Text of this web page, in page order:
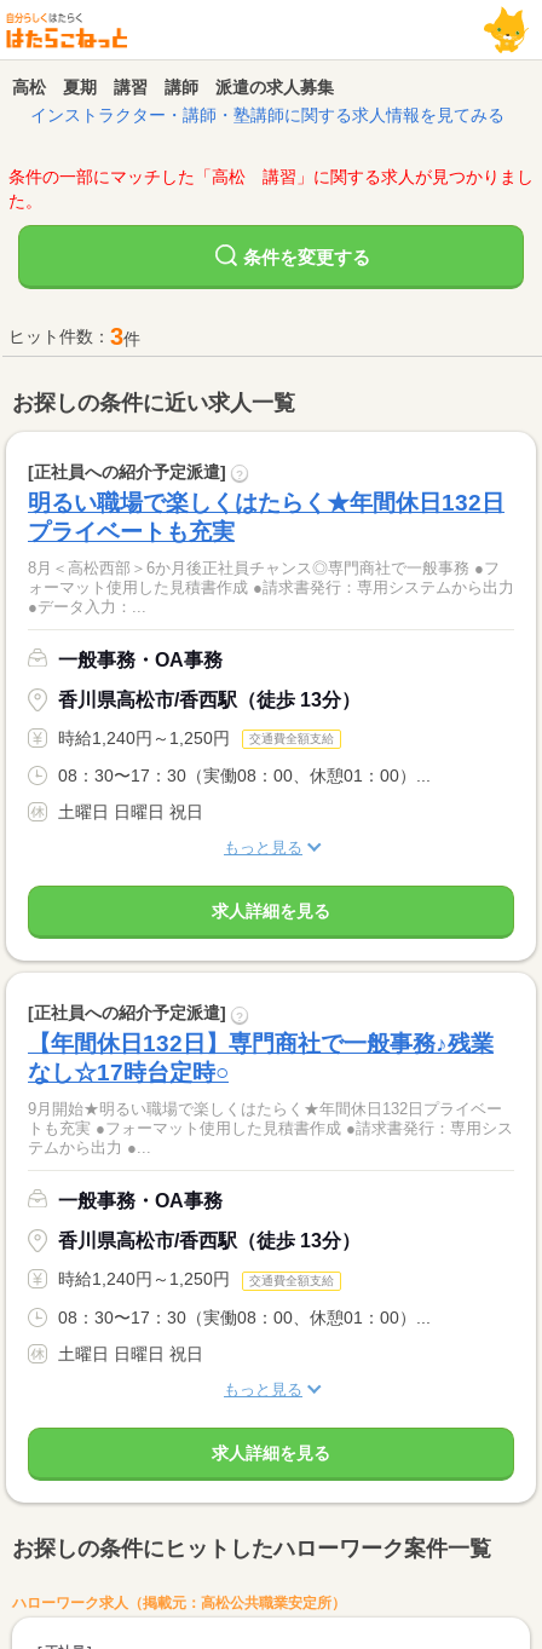
高松 夏期 講習 講師 派遣の求人募集
インストラクター・講師・塾講師に関する求人情報を見てみる
条件の一部にマッチした「高松 講習」に関する求人が見つかりまし
た。
条件を変更する
ヒット件数： 3件
お探しの条件に近い求人一覧
[正社員への紹介予定派遣] ?
明るい職場で楽しくはたらく★年間休日132日
プライベートも充実
8月＜高松西部＞6か月後正社員チャンス◎専門商社で一般事務 ●フ
ォーマット使用した見積書作成 ●請求書発行：専用システムから出力
●データ入力：...
一般事務・OA事務
香川県高松市/香西駅（徒歩 13分）
時給1,240円～1,250円 交通費全額支給
08：30〜17：30（実働08：00、休憩01：00）...
土曜日 日曜日 祝日
もっと見る
求人詳細を見る
[正社員への紹介予定派遣] ?
【年間休日132日】専門商社で一般事務♪残業
なし☆17時台定時○
9月開始★明るい職場で楽しくはたらく★年間休日132日プライベー
トも充実 ●フォーマット使用した見積書作成 ●請求書発行：専用シス
テムから出力 ●...
一般事務・OA事務
香川県高松市/香西駅（徒歩 13分）
時給1,240円～1,250円 交通費全額支給
08：30〜17：30（実働08：00、休憩01：00）...
土曜日 日曜日 祝日
もっと見る
求人詳細を見る
お探しの条件にヒットしたハローワーク案件一覧
ハローワーク求人（掲載元：高松公共職業安定所）